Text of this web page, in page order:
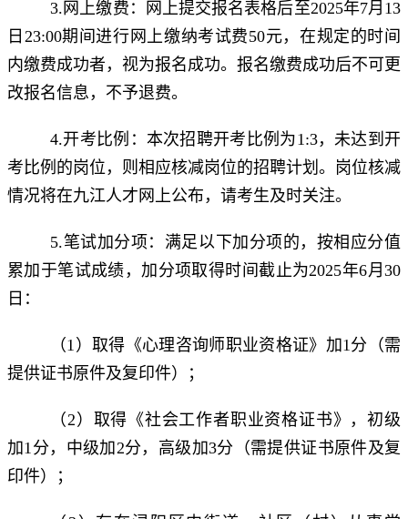
3.网上缴费：网上提交报名表格后至2025年7月13
日23:00期间进行网上缴纳考试费50元，在规定的时间
内缴费成功者，视为报名成功。报名缴费成功后不可更
改报名信息，不予退费。
4.开考比例：本次招聘开考比例为1:3，未达到开
考比例的岗位，则相应核减岗位的招聘计划。岗位核减
情况将在九江人才网上公布，请考生及时关注。
5.笔试加分项：满足以下加分项的，按相应分值
累加于笔试成绩，加分项取得时间截止为2025年6月30
日：
（1）取得《心理咨询师职业资格证》加1分（需
提供证书原件及复印件）；
（2）取得《社会工作者职业资格证书》，初级
加1分，中级加2分，高级加3分（需提供证书原件及复
印件）；